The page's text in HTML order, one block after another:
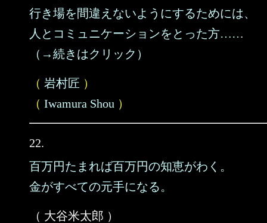
行き場を間違えないようにするためには、
人とコミュニケーションをとった方……
（→続きはクリック）
（ 岩村匠 ）
（ Iwamura Shou ）
22.
百万円たまれば百万円の知恵がわく。
金がすべての元手になる。
（ 大谷米太郎 ）